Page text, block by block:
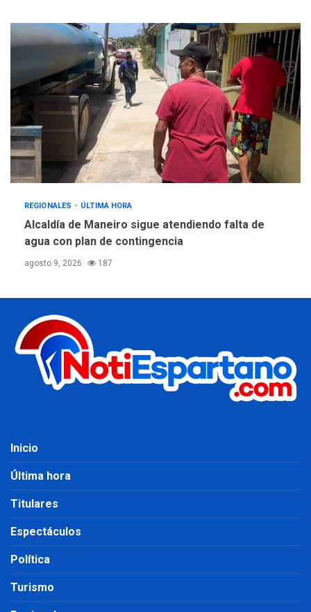
REGIONALES ÚLTIMA HORA
Alcaldía de Maneiro sigue atendiendo falta de
agua con plan de contingencia
agosto 9, 2026 187
Inicio
Última hora
Titulares
Espectáculos
Política
Turismo